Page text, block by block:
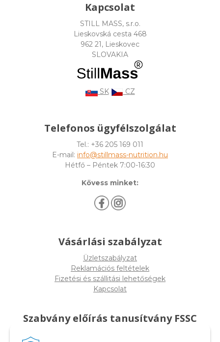
Kapcsolat
STILL MASS, s.r.o.
Lieskovská cesta 468
962 21, Lieskovec
SLOVAKIA
SK CZ
Telefonos ügyfélszolgálat
Tel.: +36 205 169 011
E-mail: info@stillmass-nutrition.hu
Hétfő – Péntek 7:00-16:30
Kövess minket:
Vásárlási szabályzat
Üzletszabályzat
Reklamációs feltételek
Fizetési és szállitási lehetőségek
Kapcsolat
Szabvány előírás tanusítvány FSSC